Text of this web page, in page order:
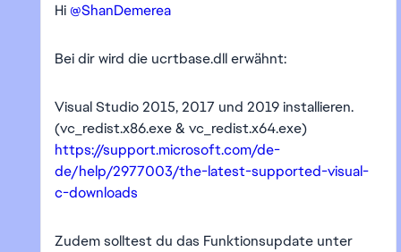
Hi @ShanDemerea
Bei dir wird die ucrtbase.dll erwähnt:
Visual Studio 2015, 2017 und 2019 installieren.
(vc_redist.x86.exe & vc_redist.x64.exe)
https://support.microsoft.com/de-
de/help/2977003/the-latest-supported-visual-
c-downloads
Zudem solltest du das Funktionsupdate unter